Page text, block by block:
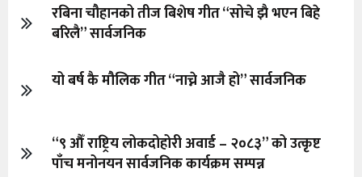
रबिना चौहानको तीज बिशेष गीत “सोचे झै भएन बिहे
बरिलै” सार्वजनिक
यो बर्ष कै मौलिक गीत “नाच्ने आजै हो” सार्वजनिक
“९ औँ राष्ट्रिय लोकदोहोरी अवार्ड – २०८३” को उत्कृष्ट
पाँच मनोनयन सार्वजनिक कार्यक्रम सम्पन्न